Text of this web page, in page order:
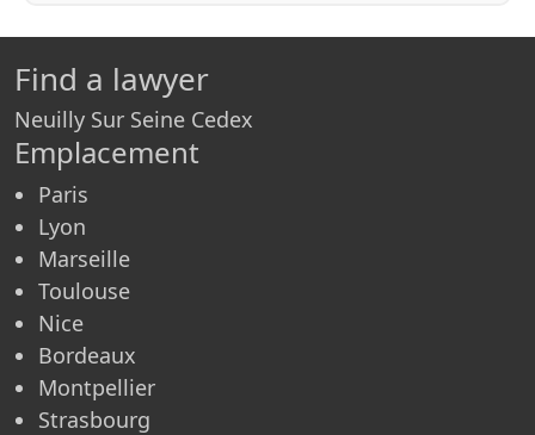
Find a lawyer
Neuilly Sur Seine Cedex
Emplacement
Paris
Lyon
Marseille
Toulouse
Nice
Bordeaux
Montpellier
Strasbourg